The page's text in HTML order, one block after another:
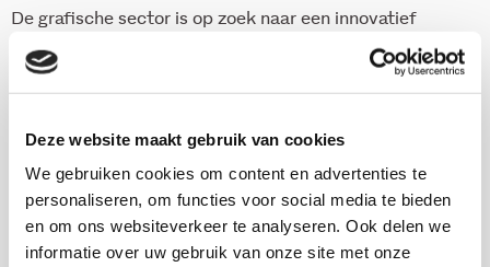
Deze website maakt gebruik van cookies
We gebruiken cookies om content en advertenties te
personaliseren, om functies voor social media te bieden
en om ons websiteverkeer te analyseren. Ook delen we
informatie over uw gebruik van onze site met onze
De grafische sector is op zoek naar een innovatief
loopbaanbeleid dat perspectief biedt aan werknemers
in deze sector. In deze publicatie schetsen de auteurs
dynamiek op de arbeidsmarkt, in het bijzonder de
loopbaanbenadering in deze sector, die rekening houdt
met de bestaande knelpunten en belemmeringen.